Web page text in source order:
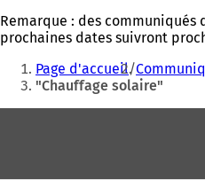
Remarque : des communiqués
prochaines dates suivront
Vous
êtes
ici
Page d'accueil
"Chauffage solaire"